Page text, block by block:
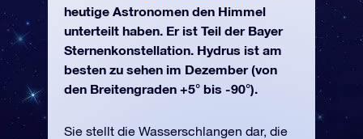
heutige Astronomen den Himmel
unterteilt haben. Er ist Teil der Bayer
Sternenkonstellation. Hydrus ist am
besten zu sehen im Dezember (von
den Breitengraden +5° bis -90°).
Sie stellt die Wasserschlangen dar, die